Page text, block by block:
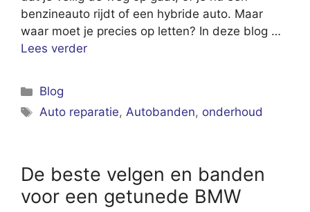
benzineauto rijdt of een hybride auto. Maar
waar moet je precies op letten? In deze blog …
Lees verder
Categorieën
Blog
Tags
Auto reparatie,Autobanden, onderhoud
De beste velgen en banden
voor een getunede BMW